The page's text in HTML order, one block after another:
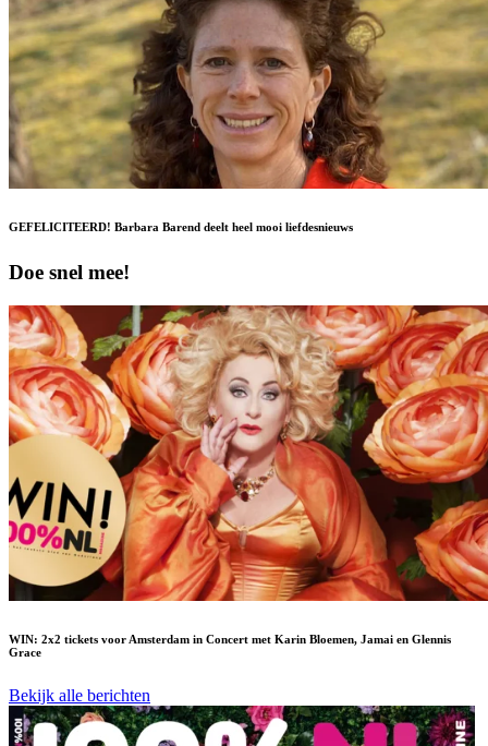
GEFELICITEERD! Barbara Barend deelt heel mooi liefdesnieuws
Doe snel mee!
WIN: 2x2 tickets voor Amsterdam in Concert met Karin Bloemen, Jamai en Glennis
Grace
Bekijk alle berichten